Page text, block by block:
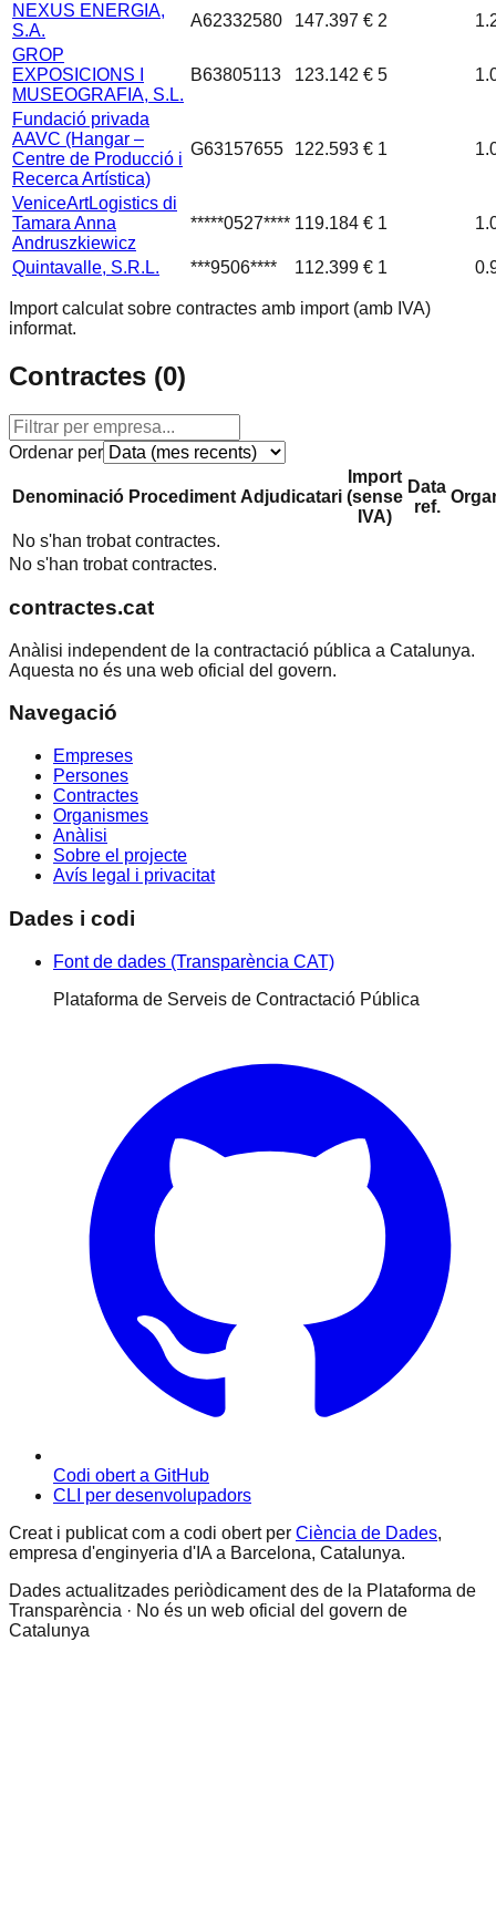
NEXUS ENERGIA,
S.A.
A62332580 147.397 € 2
GROP
EXPOSICIONS I
MUSEOGRAFIA, S.L.
B63805113 123.142 € 5
Fundació privada
AAVC (Hangar –
Centre de Producció i
Recerca Artística)
G63157655 122.593 € 1
VeniceArtLogistics di
Tamara Anna
Andruszkiewicz
*****0527**** 119.184 € 1
Quintavalle, S.R.L. ***9506**** 112.399 € 1
Import calculat sobre contractes amb import (amb IVA)
informat.
Contractes (0)
Ordenar per
Denominació Procediment Adjudicatari
Import
(sense
IVA)
Data
ref.
No s'han trobat contractes.
No s'han trobat contractes.
contractes.cat
Anàlisi independent de la contractació pública a Catalunya.
Aquesta no és una web oficial del govern.
Navegació
Empreses
Persones
Contractes
Organismes
Anàlisi
Sobre el projecte
Avís legal i privacitat
Dades i codi
Font de dades (Transparència CAT)
Plataforma de Serveis de Contractació Pública
Codi obert a GitHub
CLI per desenvolupadors
Creat i publicat com a codi obert per Ciència de Dades,
empresa d'enginyeria d'IA a Barcelona, Catalunya.
Dades actualitzades periòdicament des de la Plataforma de
Transparència · No és un web oficial del govern de
Catalunya